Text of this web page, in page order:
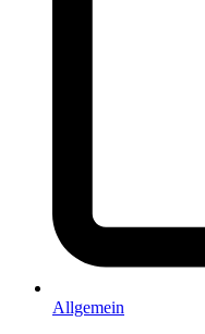
Allgemein